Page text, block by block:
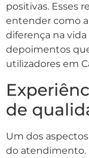
positivas. Esses
entender como
diferença na vida
depoimentos
utilizadores em
de
Um dos
do atendimento.